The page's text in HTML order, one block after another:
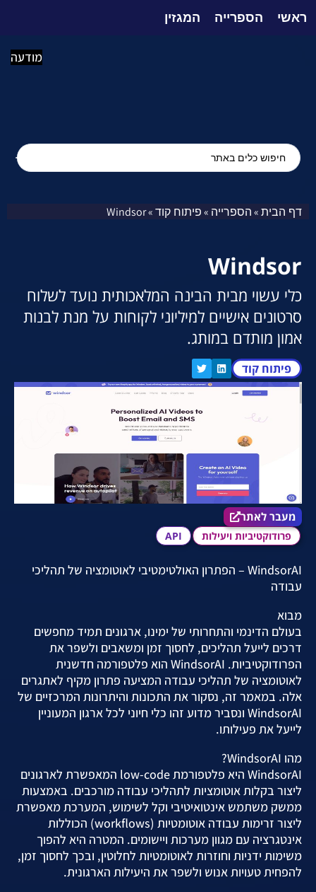
ראשי הספרייה המגזין
מודעה
דף הבית»הספרייה »פיתוח קוד»
Windsor
Windsor
כלי עשוי מבית הבינה המלאכותית נועד לשלוח
סרטונים אישיים למיליוני לקוחות על מנת לבנות
אמון מותדם במותג.
פיתוח קוד
מעבר לאתר הכלי
פרודוקטיביות ויעילות API
מעבר לאתר
WindsorAI – הפתרון האולטימטיבי לאוטומציה של תהליכי
עבודה
מבוא
בעולם הדינמי והתחרותי של ימינו, ארגונים תמיד מחפשים
דרכים לייעל תהליכים, לחסוך זמן ומשאבים ולשפר את
הפרודוקטיביות. WindsorAI הוא פלטפורמה חדשנית
לאוטומציה של תהליכי עבודה המציעה פתרון מקיף לאתגרים
אלה. במאמר זה, נסקור את התכונות והיתרונות המרכזיים של
WindsorAI ונסביר מדוע זהו כלי חיוני לכל ארגון המעוניין
לייעל את פעילותו.
מהו WindsorAI?
WindsorAI היא פלטפורמת low-code המאפשרת לארגונים
ליצור בקלות אוטומציות לתהליכי עבודה מורכבים. באמצעות
ממשק משתמש אינטואיטיבי וקל לשימוש, המערכת מאפשרת
ליצור זרימות עבודה אוטומטיות (workflows) הכוללות
אינטגרציה עם מגוון מערכות ויישומים. המטרה היא להפוך
משימות ידניות וחוזרות לאוטומטיות לחלוטין, ובכך לחסוך זמן,
להפחית טעויות אנוש ולשפר את היעילות הארגונית.